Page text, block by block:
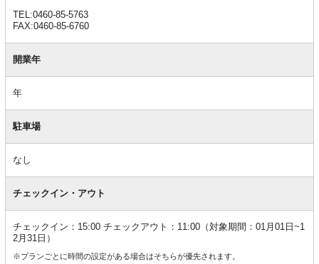
TEL:0460-85-5763
FAX:0460-85-6760
開業年
年
駐車場
なし
チェックイン・アウト
チェックイン：15:00 チェックアウト：11:00（対象期間：01月01日~1
2月31日）
※プランごとに時間の設定がある場合はそちらが優先されます。